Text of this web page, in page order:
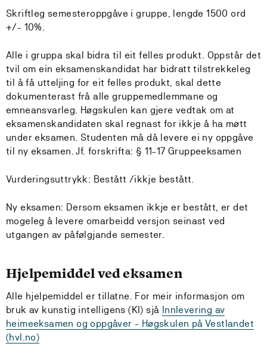
Skriftleg semesteroppgåve i gruppe, lengde 1500 ord
+/- 10%.
Alle i gruppa skal bidra til eit felles produkt. Oppstår det
tvil om ein eksamenskandidat har bidratt tilstrekkeleg
til å få utteljing for eit felles produkt, skal dette
dokumenterast frå alle gruppemedlemmane og
emneansvarleg. Høgskulen kan gjere vedtak om at
eksamenskandidaten skal regnast for ikkje å ha møtt
under eksamen. Studenten må då levere ei ny oppgåve
til ny eksamen. Jf. forskrifta: § 11-17 Gruppeeksamen
Vurderingsuttrykk: Bestått /ikkje bestått.
Ny eksamen: Dersom eksamen ikkje er bestått, er det
mogeleg å levere omarbeidd versjon seinast ved
utgangen av påfølgjande semester.
Hjelpemiddel ved eksamen
Alle hjelpemiddel er tillatne. For meir informasjon om
bruk av kunstig intelligens (KI) sjå Innlevering av
heimeeksamen og oppgåver - Høgskulen på Vestlandet
(hvl.no)